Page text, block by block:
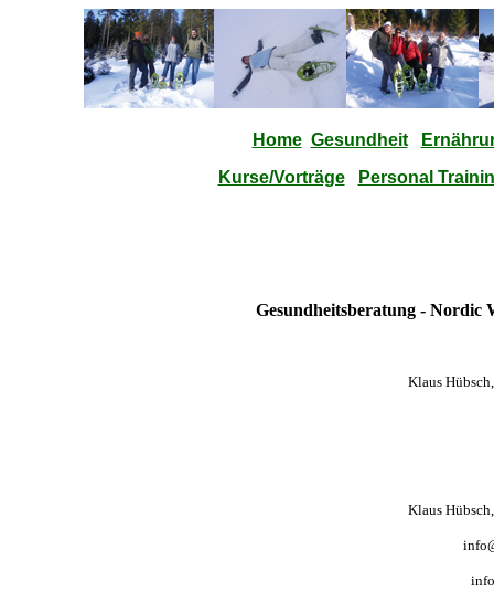
Home Gesundheit
Kurse/Vorträge
Personal
Gesundheitsberatung - Nordic
Klaus
Klaus